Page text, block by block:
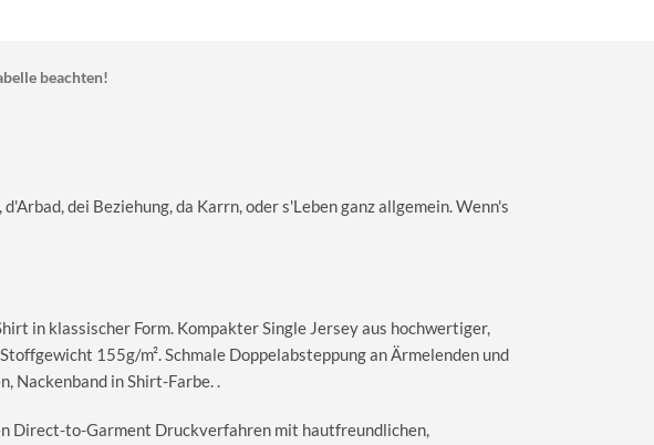
beachten!
dei Beziehung, da Karrn, oder s'Leben ganz allgemein. Wenn's
in klassischer Form. Kompakter Single Jersey aus hochwertiger,
155g/m². Schmale Doppelabsteppung an Ärmelenden und
Nackenband in Shirt-Farbe. .
Direct-to-Garment Druckverfahren mit hautfreundlichen,